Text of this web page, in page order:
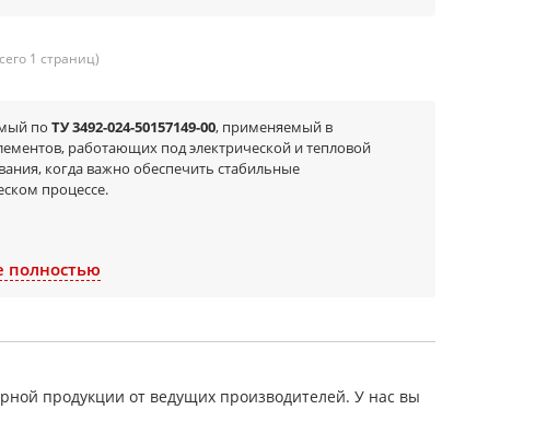
1 страниц)
по ТУ 3492-024-50157149-00, применяемый в
работающих под электрической и тепловой
когда важно обеспечить стабильные
процессе.
паспорту);
полностью
продукции от ведущих производителей. У нас вы